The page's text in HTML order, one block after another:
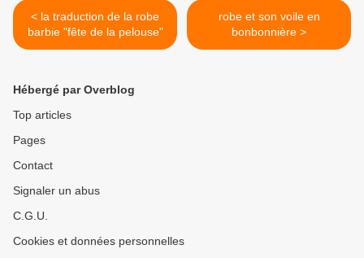
< la traduction de la robe
barbie "fête de la pelouse"
robe et son voile en
bonbonnière >
Hébergé par Overblog
Top articles
Pages
Contact
Signaler un abus
C.G.U.
Cookies et données personnelles